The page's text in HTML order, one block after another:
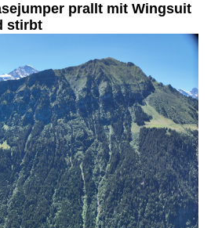
prallt mit Wingsuit
stirbt